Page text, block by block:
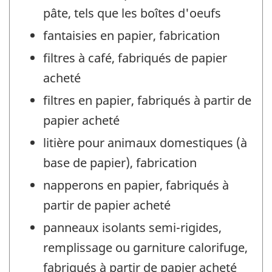
pâte, tels que les boîtes d'oeufs
fantaisies en papier, fabrication
filtres à café, fabriqués de papier
acheté
filtres en papier, fabriqués à partir de
papier acheté
litière pour animaux domestiques (à
base de papier), fabrication
napperons en papier, fabriqués à
partir de papier acheté
panneaux isolants semi-rigides,
remplissage ou garniture calorifuge,
fabriqués à partir de papier acheté